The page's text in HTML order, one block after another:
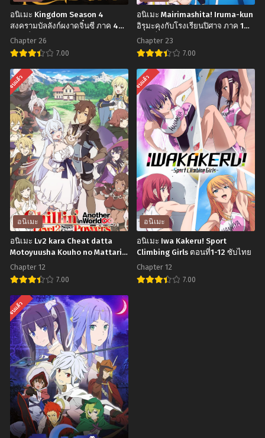
อนิเมะ Kingdom Season 4
สงครามบัลลังก์ผงาดจิ๋นซี ภาค 4
ตอนที่1-26 ซับไทย
Chapter 26
7.00
อ
นิ
เมะ
Kingdom
Season
4
สงคราม
บัลลังก์
ผงาด
จิ๋น
ซี
ภาค
4
ตอน
ที่1-
26
ซับ
ไทย
อนิเมะ Mairimashita! Iruma-kun
อิรุมะคุงกับโรงเรียนปิศาจ ภาค 1
ตอนที่1-23 พากย์ไทย+ซับไทย
Chapter 23
7.00
อ
นิ
เมะ
Mairimashita!
Iruma-
kun
อิ
รุ
มะ
คุง
กับ
โรงเรียน
ปิศาจ
ภาค
จบแล้ว
อนิเมะ
อนิเมะ Lv2 kara Cheat datta
Motoyuusha Kouho no Mattari
Isekai Life ชีวิตชิล ๆ ในต่างโลกกับ
อดีตแคนดิเดตผู้กล้าที่หลังจาก
เลเวล 2 ก็โคตรโกง ตอนที่1-12
พากย์ไทย+ซับไทย
Chapter 12
7.00
อ
นิ
เมะ
Lv2
kara
Cheat
datta
Motoyuusha
Kouho
จบแล้ว
อนิเมะ
อนิเมะ Iwa Kakeru! Sport
Climbing Girls ตอนที่1-12 ซับไทย
Chapter 12
7.00
จบแล้ว